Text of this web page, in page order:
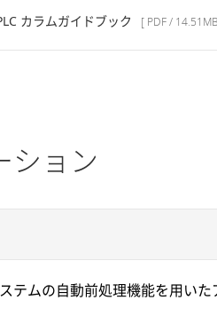
カラムガイドブック [ PDF /
ション
テムの自動前処理機能を用い